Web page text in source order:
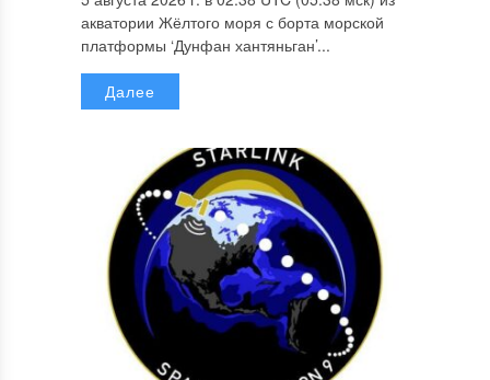
акватории Жёлтого моря с борта морской
платформы ‘Дунфан хантяньган’...
Далее